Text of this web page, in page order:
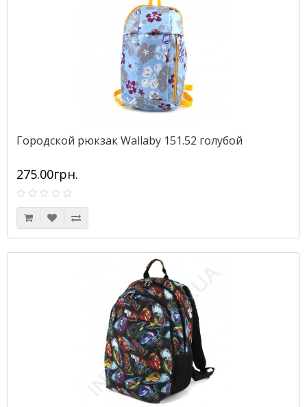
Городской рюкзак Wallaby 151.52 голубой
275.00грн.